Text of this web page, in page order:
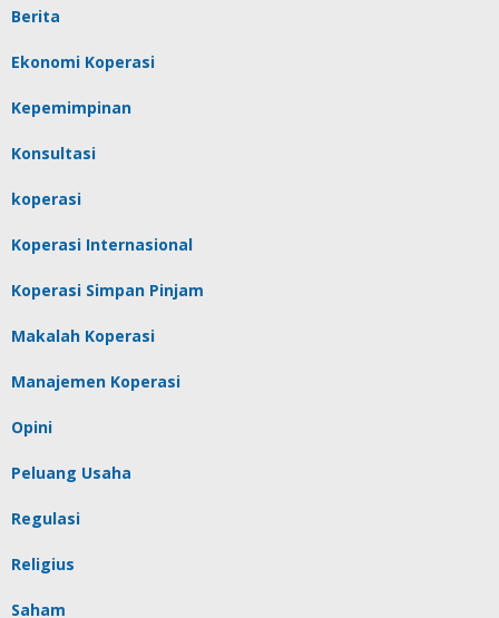
Berita
Ekonomi Koperasi
Kepemimpinan
Konsultasi
koperasi
Koperasi Internasional
Koperasi Simpan Pinjam
Makalah Koperasi
Manajemen Koperasi
Opini
Peluang Usaha
Regulasi
Religius
Saham